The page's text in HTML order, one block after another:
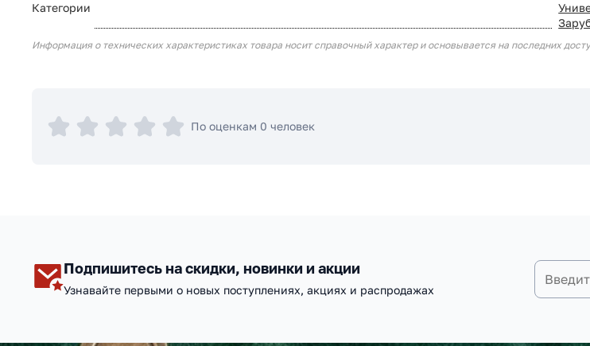
Категории
Информация о технических характеристиках товара носит справочный характер и основывается на последних
По оценкам 0 человек
Подпишитесь на скидки, новинки и акции
Узнавайте первыми о новых поступлениях, акциях и распродажах